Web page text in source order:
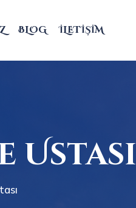
BLOG İLETIŞIM
Ustası